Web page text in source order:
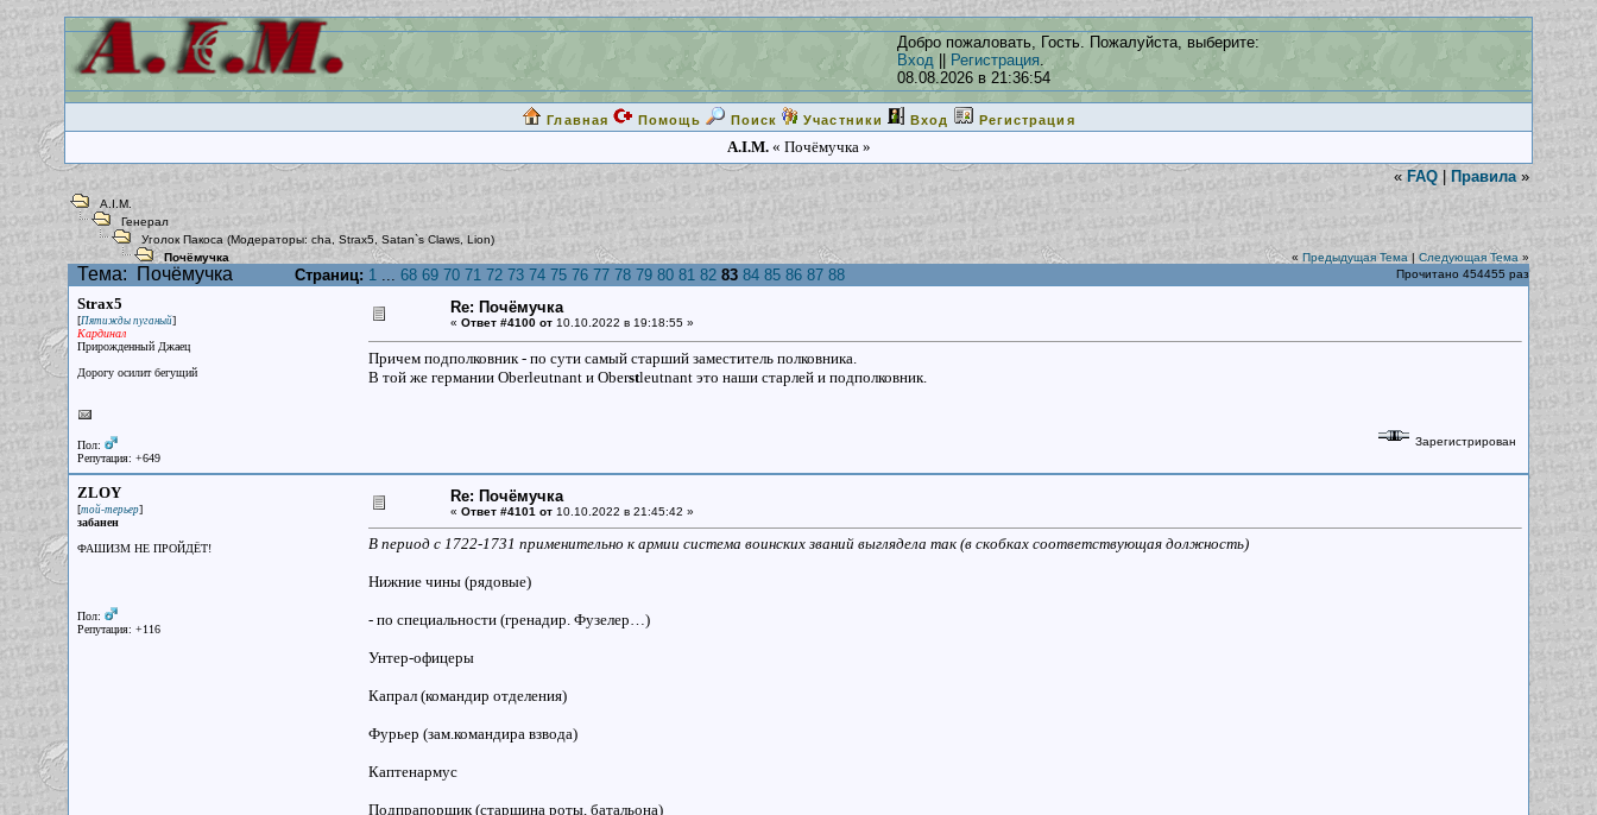
Добро пожаловать, Гость. Пожалуйста, выберите:
Вход
Регистрация.
08.08.2026 в 21:36:54
Главная Помощь Поиск Участники Вход Регистрация
A.I.M.« Почёмучка »
« FAQ | Правила »
A.I.M.
Генерал
Уголок Пакоса (Модераторы: cha Strax5 Satan`s Claws, Lion)
Почёмучка
« Предыдущая Тема | Следующая Тема »
Тема: Почёмучка Страниц: 1 ... 68 69 70 71 72 73 74 75 76 77 78 79 80 81 82 83 84 85 86 87 88 Прочитано 454455 раз
Strax5
[Пятижды пуганый]
Кардинал
Прирожденный Джаец
Дорогу осилит бегущий
Пол:
Репутация: +649
Re: Почёмучка
« Ответ #4100 от 10.10.2022 в 19:18:55 »
Причем подполковник - по сути самый старший заместитель полковника.
В той же германии Oberleutnant и Oberstleutnant это наши старлей и подполковник.
Зарегистрирован
ZLOY
[той-терьер]
забанен
ФАШИЗМ НЕ ПРОЙДЁТ!
Пол:
Репутация: +116
Re: Почёмучка
« Ответ #4101 от 10.10.2022 в 21:45:42 »
В период с 1722-1731 применительно к армии система воинских званий выглядела так (в скобках соответствующая должность)
Нижние чины (рядовые)
- по специальности (гренадир. Фузелер…)
Унтер-офицеры
Капрал (командир отделения)
Фурьер (зам.командира взвода)
Каптенармус
Подпрапорщик (старшина роты, батальона)